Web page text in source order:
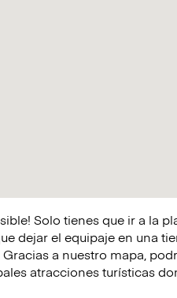
Solo tienes que ir a la
dejar el equipaje en una
Gracias a nuestro mapa,
atracciones turísticas